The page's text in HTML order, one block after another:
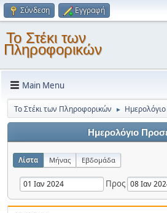
Σύνδεση Εγγραφή
Το Στέκι των
Πληροφορικών
Main Menu
Το Στέκι των Πληροφορικών ► Ημερολόγιο
Ημερολόγιο
Λίστα Μήνας Εβδομάδα
Προς